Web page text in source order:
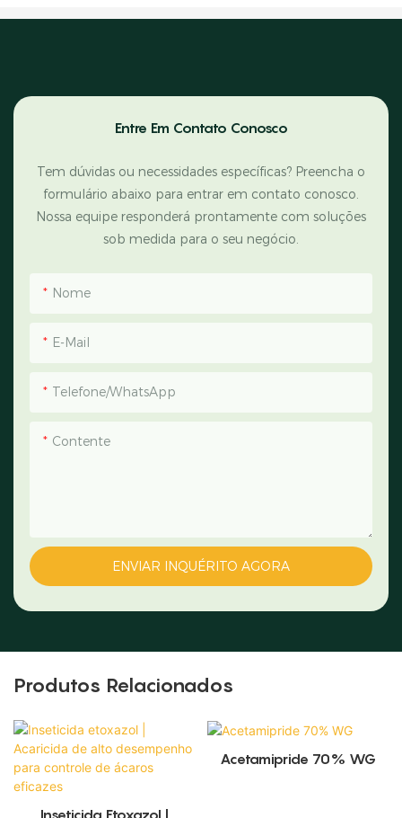
Entre Em Contato Conosco
Tem dúvidas ou necessidades específicas? Preencha o
formulário abaixo para entrar em contato conosco.
Nossa equipe responderá prontamente com soluções
sob medida para o seu negócio.
Nome
E-Mail
Telefone/WhatsApp
Contente
ENVIAR INQUÉRITO AGORA
Produtos Relacionados
Inseticida Etoxazol |
Acetamipride 70% WG